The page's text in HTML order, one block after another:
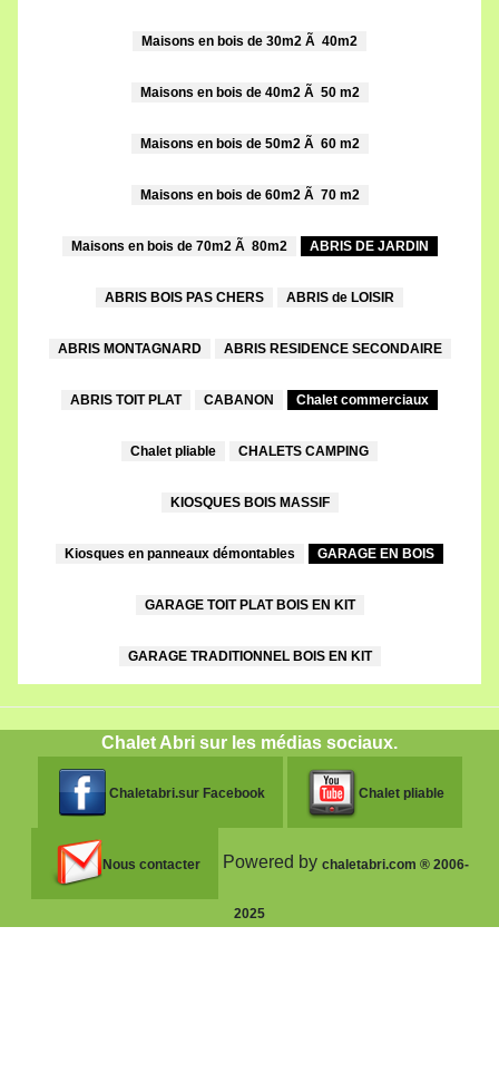
Maisons en bois de 30m2 Ã 40m2
Maisons en bois de 40m2 Ã 50 m2
Maisons en bois de 50m2 Ã 60 m2
Maisons en bois de 60m2 Ã 70 m2
Maisons en bois de 70m2 Ã 80m2 ABRIS DE JARDIN
ABRIS BOIS PAS CHERS ABRIS de LOISIR
ABRIS MONTAGNARD ABRIS RESIDENCE SECONDAIRE
ABRIS TOIT PLAT CABANON Chalet commerciaux
Chalet pliable CHALETS CAMPING
KIOSQUES BOIS MASSIF
Kiosques en panneaux démontables GARAGE EN BOIS
GARAGE TOIT PLAT BOIS EN KIT
GARAGE TRADITIONNEL BOIS EN KIT
Chalet Abri sur les médias sociaux.
Chaletabri.sur Facebook Chalet pliable
Nous contacter Powered by chaletabri.com ® 2006-
2025